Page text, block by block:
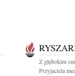
Z głębokim
Przyjaciela